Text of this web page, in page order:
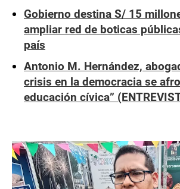
Gobierno destina S/ 15
ampliar red de boticas
país
Antonio M. Hernández,
crisis en la democracia se
educación cívica”